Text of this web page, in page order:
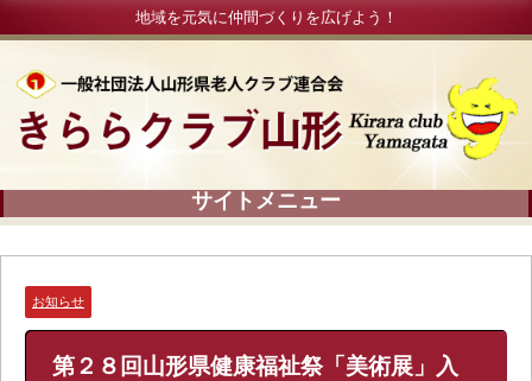
地域を元気に仲間づくりを広げよう！
お知らせ
第２８回山形県健康福祉祭「美術展」入